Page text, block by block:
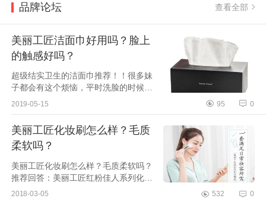
品牌论坛 查看全部
美丽工匠洁面巾好用吗？脸上
的触感好吗？
超级结实卫生的洁面巾推荐！！很多妹
子都会有这个烦恼，平时洗脸的时候，
脸上的边边角角或者鼻翼附近，洗面奶
为了防止这种悲...
2019-05-15 95 0
美丽工匠化妆刷怎么样？毛质
柔软吗？
美丽工匠化妆刷怎么样？毛质柔软吗？
推荐回答：美丽工匠红粉佳人系列化妆
套刷,选用原装进口毛料,经高温杀菌消
2018-03-05 532 0